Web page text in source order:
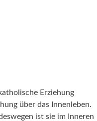
Erziehung
über das Innenleben.
ist sie im Inneren